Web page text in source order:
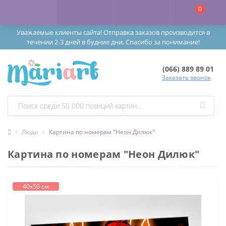
Уважаемые клиенты сайта! Отправка заказов производится в
течении 2-3 дней в будние дни. Спасибо за понимание!
0
(066) 889 89 01
Заказать звонок
Люди Картина по номерам "Неон Дилюк"
Картина по номерам "Неон Дилюк"
40х50 см